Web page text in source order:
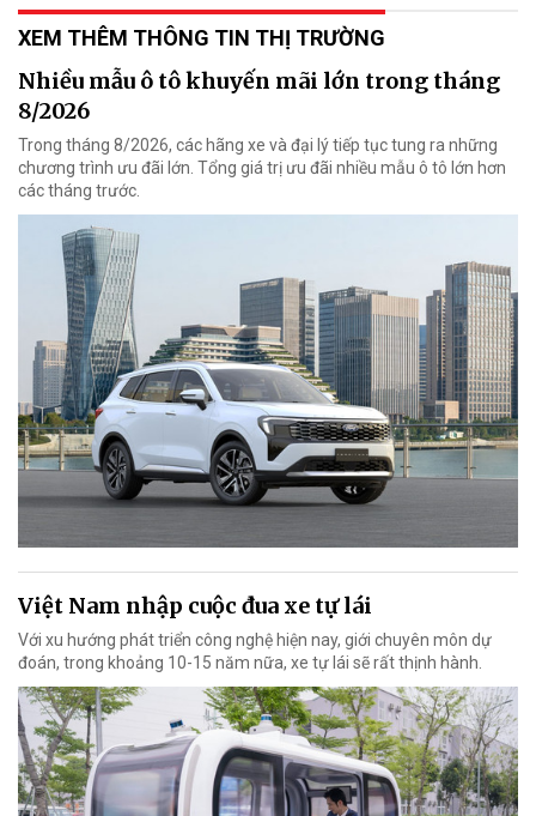
XEM THÊM THÔNG TIN THỊ TRƯỜNG
Nhiều mẫu ô tô khuyến mãi lớn trong tháng
8/2026
Trong tháng 8/2026, các hãng xe và đại lý tiếp tục tung ra những
chương trình ưu đãi lớn. Tổng giá trị ưu đãi nhiều mẫu ô tô lớn hơn
các tháng trước.
Việt Nam nhập cuộc đua xe tự lái
Với xu hướng phát triển công nghệ hiện nay, giới chuyên môn dự
đoán, trong khoảng 10-15 năm nữa, xe tự lái sẽ rất thịnh hành.